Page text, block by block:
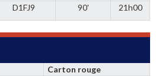
D1FJ9 90' 21h00
Carton rouge